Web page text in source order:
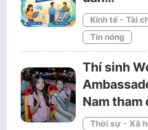
Kinh tế - Tài
Tin nóng
Thí sinh
Nam tham
Thời sự - Xã